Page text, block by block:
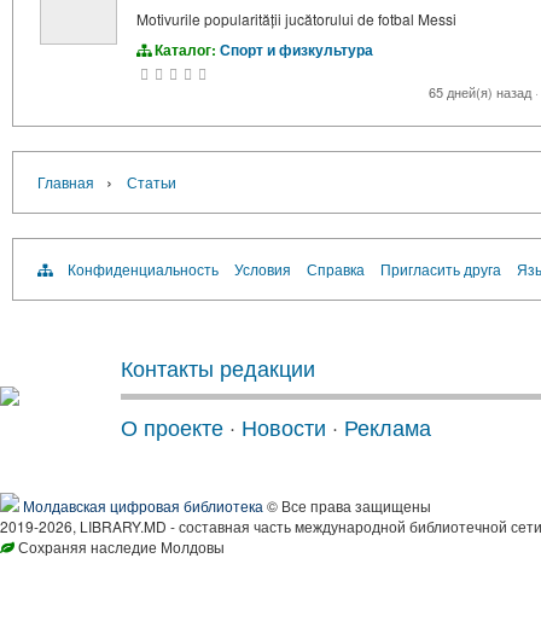
Motivurile popularității jucătorului de fotbal Messi
Каталог: Спорт и физкультура
65 дней(я) назад ·
Главная › Статьи
Конфиденциальность Условия Справка Пригласить друга
Контакты редакции
О проекте · Новости · Реклама
Молдавская цифровая библиотека © Все права защищены
2019-2026, LIBRARY.MD - составная часть международной библиотечной
Сохраняя наследие Молдовы